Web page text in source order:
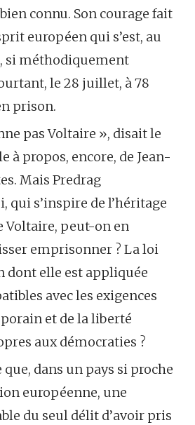
connu. Son courage fait
européen qui s’est, au
si méthodiquement
le 28 juillet, à 78
prison.
pas Voltaire », disait le
à propos, encore, de Jean-
Mais Predrag
qui s’inspire de l’héritage
Voltaire, peut-on en
emprisonner ? La loi
dont elle est appliquée
avec les exigences
et de la liberté
aux démocraties ?
dans un pays si proche
européenne, une
du seul délit d’avoir pris